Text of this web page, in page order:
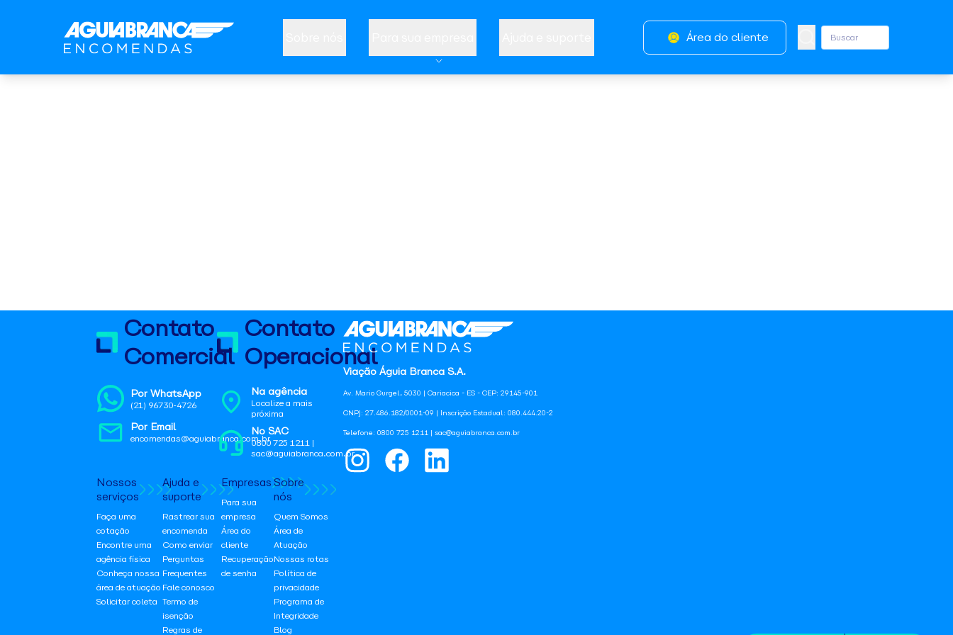
Área do cliente
Viação Águia Branca S.A.
Av. Mario Gurgel, 5030 | Cariacica - ES - CEP: 29145-901
CNPJ: 27.486.182/0001-09 | Inscrição Estadual: 080.444.20-2
Telefone: 0800 725 1211 | sac@aguiabranca.com.br
Contato
Comercial
Por WhatsApp
(21) 96730-4726
Por Email
encomendas@aguiabranca.com.br
Contato
Operacional
Na agência
Localize a mais
próxima
No SAC
0800 725 1211 |
sac@aguiabranca.com.br
Nossos
serviços
Faça uma
cotação
Encontre uma
agência física
Conheça nossa
área de atuação
Solicitar coleta
Ajuda e
suporte
Rastrear sua
encomenda
Como enviar
Perguntas
Frequentes
Fale conosco
Termo de
isenção
Regras de
Empresas
Para sua
empresa
Área do
cliente
Recuperação
de senha
Sobre
nós
Quem Somos
Área de
Atuação
Nossas rotas
Política de
privacidade
Programa de
Integridade
Blog